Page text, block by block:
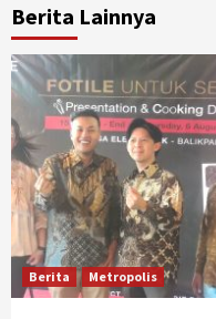
Berita Lainnya
Berita Metropolis